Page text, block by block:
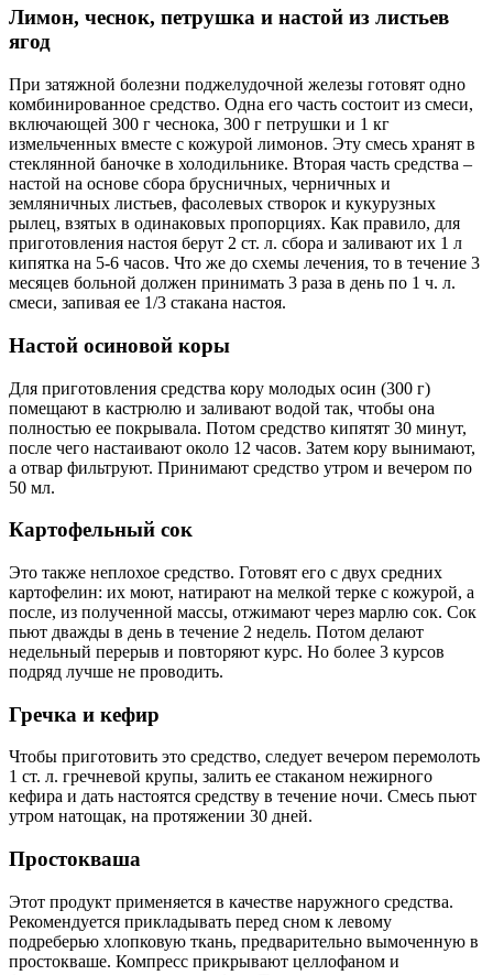
Лимон, чеснок, петрушка и настой из листьев
ягод
При затяжной болезни поджелудочной железы готовят одно
комбинированное средство. Одна его часть состоит из смеси,
включающей 300 г чеснока, 300 г петрушки и 1 кг
измельченных вместе с кожурой лимонов. Эту смесь хранят в
стеклянной баночке в холодильнике. Вторая часть средства –
настой на основе сбора брусничных, черничных и
земляничных листьев, фасолевых створок и кукурузных
рылец, взятых в одинаковых пропорциях. Как правило, для
приготовления настоя берут 2 ст. л. сбора и заливают их 1 л
кипятка на 5-6 часов. Что же до схемы лечения, то в течение 3
месяцев больной должен принимать 3 раза в день по 1 ч. л.
смеси, запивая ее 1/3 стакана настоя.
Настой осиновой коры
Для приготовления средства кору молодых осин (300 г)
помещают в кастрюлю и заливают водой так, чтобы она
полностью ее покрывала. Потом средство кипятят 30 минут,
после чего настаивают около 12 часов. Затем кору вынимают,
а отвар фильтруют. Принимают средство утром и вечером по
50 мл.
Картофельный сок
Это также неплохое средство. Готовят его с двух средних
картофелин: их моют, натирают на мелкой терке с кожурой, а
после, из полученной массы, отжимают через марлю сок. Сок
пьют дважды в день в течение 2 недель. Потом делают
недельный перерыв и повторяют курс. Но более 3 курсов
подряд лучше не проводить.
Гречка и кефир
Чтобы приготовить это средство, следует вечером перемолоть
1 ст. л. гречневой крупы, залить ее стаканом нежирного
кефира и дать настоятся средству в течение ночи. Смесь пьют
утром натощак, на протяжении 30 дней.
Простокваша
Этот продукт применяется в качестве наружного средства.
Рекомендуется прикладывать перед сном к левому
подреберью хлопковую ткань, предварительно вымоченную в
простокваше. Компресс прикрывают целлофаном и